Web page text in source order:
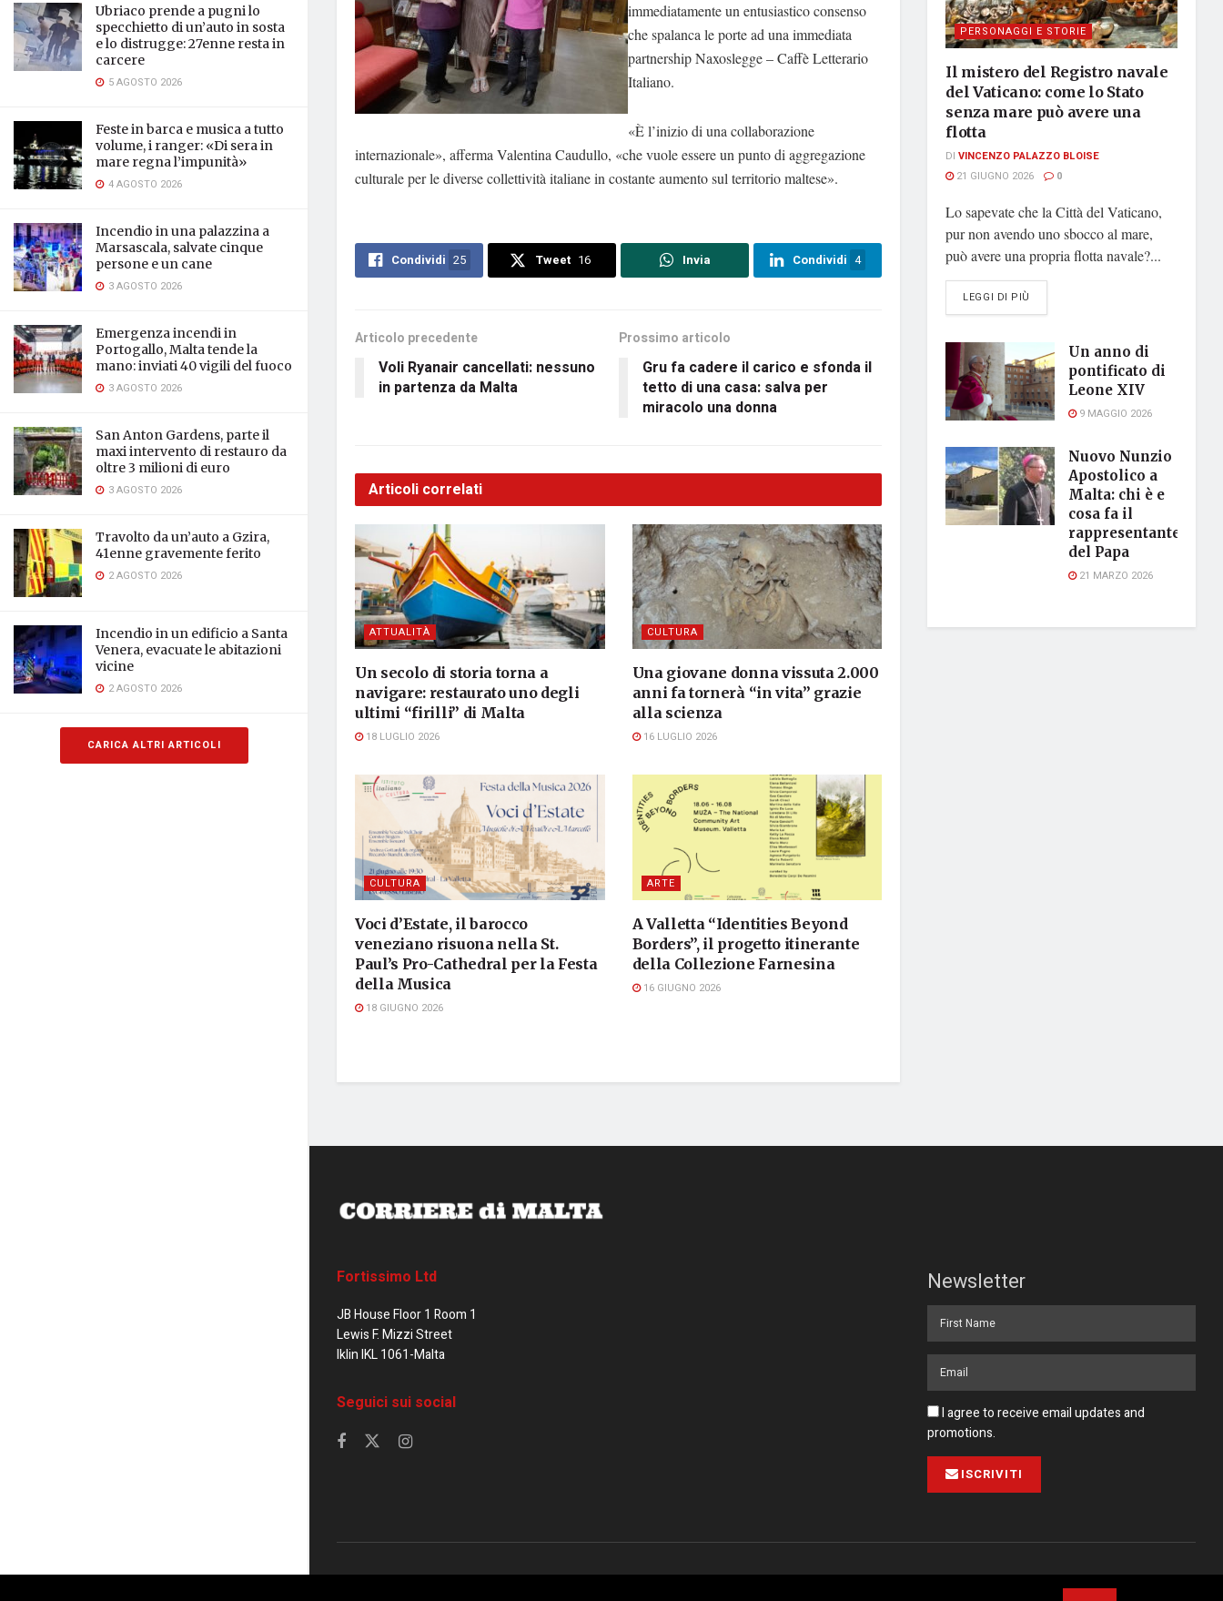
Ubriaco prende a pugni lo
specchietto di un’auto in sosta
e lo distrugge: 27enne resta in
carcere
5 AGOSTO 2026
Feste in barca e musica a tutto
volume, i ranger: «Di sera in
mare regna l’impunità»
4 AGOSTO 2026
Incendio in una palazzina a
Marsascala, salvate cinque
persone e un cane
3 AGOSTO 2026
Emergenza incendi in
Portogallo, Malta tende la
mano: inviati 40 vigili del fuoco
3 AGOSTO 2026
San Anton Gardens, parte il
maxi intervento di restauro da
oltre 3 milioni di euro
3 AGOSTO 2026
Travolto da un’auto a Gzira,
41enne gravemente ferito
2 AGOSTO 2026
Incendio in un edificio a Santa
Venera, evacuate le abitazioni
vicine
2 AGOSTO 2026
CARICA ALTRI ARTICOLI
immediatamente un entusiastico consenso
che spalanca le porte ad una immediata
partnership Naxoslegge – Caffè Letterario
Italiano.
«È l’inizio di una collaborazione
internazionale», afferma Valentina Caudullo, «che vuole essere un punto di aggregazione
culturale per le diverse collettività italiane in costante aumento sul territorio maltese».
Condividi 25 Tweet 16 Invia Condividi 4
Articolo precedente
Voli Ryanair cancellati: nessuno
in partenza da Malta
Prossimo articolo
Gru fa cadere il carico e sfonda il
tetto di una casa: salva per
miracolo una donna
Articoli correlati
ATTUALITÀ
Un secolo di storia torna a
navigare: restaurato uno degli
ultimi “firilli” di Malta
18 LUGLIO 2026
CULTURA
Una giovane donna vissuta 2.000
anni fa tornerà “in vita” grazie
alla scienza
16 LUGLIO 2026
CULTURA
Voci d’Estate, il barocco
veneziano risuona nella St.
Paul’s Pro-Cathedral per la Festa
della Musica
18 GIUGNO 2026
ARTE
A Valletta “Identities Beyond
Borders”, il progetto itinerante
della Collezione Farnesina
16 GIUGNO 2026
PERSONAGGI E STORIE
Il mistero del Registro navale
del Vaticano: come lo Stato
senza mare può avere una
flotta
DI VINCENZO PALAZZO BLOISE
21 GIUGNO 2026
0
Lo sapevate che la Città del Vaticano,
pur non avendo uno sbocco al mare,
può avere una propria flotta navale?...
LEGGI DI PIÙ
Un anno di
pontificato di
Leone XIV
9 MAGGIO 2026
Nuovo Nunzio
Apostolico a
Malta: chi è e
cosa fa il
rappresentante
del Papa
21 MARZO 2026
Fortissimo Ltd
JB House Floor 1 Room 1
Lewis F. Mizzi Street
Iklin IKL 1061-Malta
Seguici sui social
Newsletter
I agree to receive email updates and
promotions.
ISCRIVITI
Pubblicità Collabora con noi Contatto Privacy Policy
© 2023 Corriere di Malta / Fortissimo Ltd